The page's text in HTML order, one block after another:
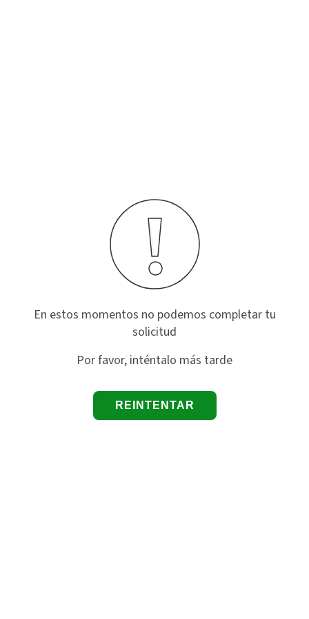
En estos momentos no podemos completar tu
solicitud
Por favor, inténtalo más tarde
REINTENTAR